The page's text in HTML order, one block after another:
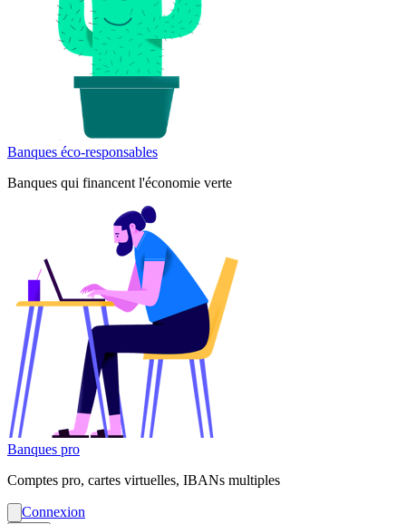
Banques éco-responsables
Banques qui financent l'économie verte
Banques pro
Comptes pro, cartes virtuelles, IBANs multiples
Connexion